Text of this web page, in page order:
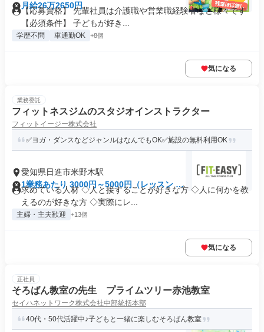
月給26万2650円
【応募資格】 先輩社員は介護職や営業職経験者など様々です
【必須条件】 子どもが好き...
学歴不問 車通勤OK +8個
気になる
業務委託
フィットネスジムのスタジオインストラクター
フィットイージー株式会社
✅ヨガ・ダンスなどジャンルはなんでもOK✅施設の無料利用OK
愛知県日進市米野木駅
1業務あたり 3000円～5000円（レッスン 60
分）
求めている人材 ◇人と接することが好きな方 ◇人に何かを教
えるのが好きな方 ◇実際にレ...
主婦・主夫歓迎 +13個
気になる
正社員
そろばん教室の先生 プライムツリー赤池教室
セイハネットワーク株式会社中部統括本部
40代・50代活躍中♪子どもと一緒に楽しむそろばん教室